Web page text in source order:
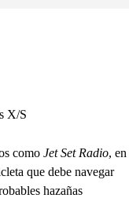
X/S
como Jet Set Radio, en
que debe navegar
hazañas